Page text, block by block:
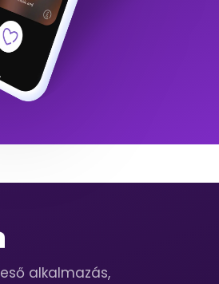
alkalmazás,